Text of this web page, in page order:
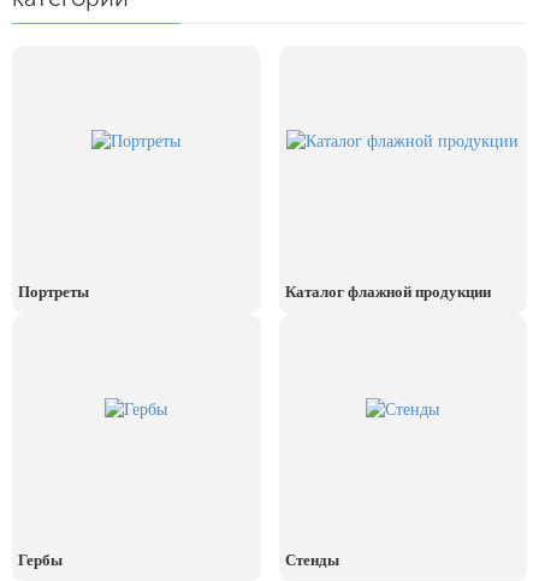
24 мая, День славянской
22 июня, День памяти и скорби
подпольщиков
День рыбака (второе воскресенье
июля)
Портреты Каталог флажной продукции
Гербы Стенды